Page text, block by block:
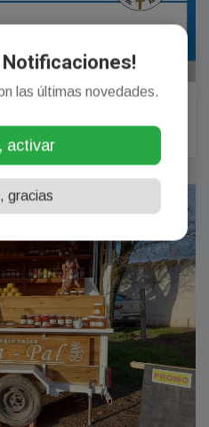
Notificaciones!
las últimas novedades.
activar
gracias